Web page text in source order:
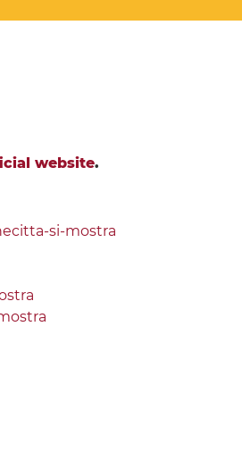
website.
si-mostra